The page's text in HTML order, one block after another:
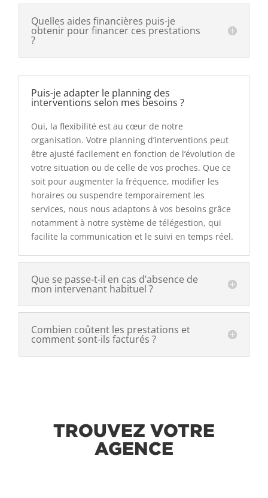
Quelles aides financières puis-je
obtenir pour financer ces prestations
?
Puis-je adapter le planning des
interventions selon mes besoins ?
Oui, la flexibilité est au cœur de notre
organisation. Votre planning d’interventions peut
être ajusté facilement en fonction de l’évolution de
votre situation ou de celle de vos proches. Que ce
soit pour augmenter la fréquence, modifier les
horaires ou suspendre temporairement les
services, nous nous adaptons à vos besoins grâce
notamment à notre système de télégestion, qui
facilite la communication et le suivi en temps réel.
Que se passe-t-il en cas d’absence de
mon intervenant habituel ?
Combien coûtent les prestations et
comment sont-ils facturés ?
TROUVEZ VOTRE
AGENCE